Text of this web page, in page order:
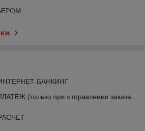
БАНКИНГ
(только при отправлении заказа